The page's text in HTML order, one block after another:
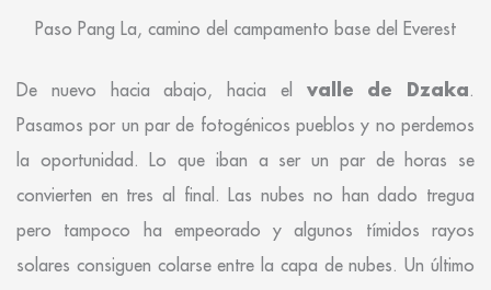
Paso Pang La, camino del campamento base del Everest
De nuevo hacia abajo, hacia el valle de Dzaka.
Pasamos por un par de fotogénicos pueblos y no perdemos
la oportunidad. Lo que iban a ser un par de horas se
convierten en tres al final. Las nubes no han dado tregua
pero tampoco ha empeorado y algunos tímidos rayos
solares consiguen colarse entre la capa de nubes. Un último